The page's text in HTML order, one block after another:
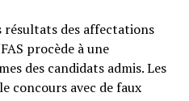
des affectations
procède à une
des candidats admis. Les
concours avec de faux